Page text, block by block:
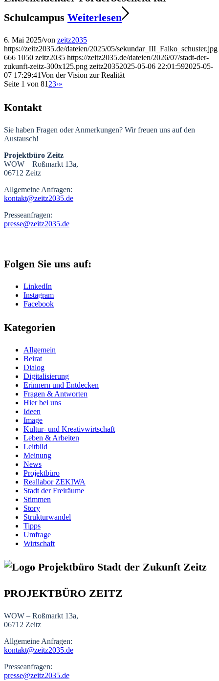
Schulcampus Weiterlesen
6. Mai 2025/von zeitz2035
https://zeitz2035.de/dateien/2025/05/sekundar_III_Falko_schuster.jpg
666 1050 zeitz2035 https://zeitz2035.de/dateien/2026/07/stadt-der-
zukunft-zeitz-300x125.png zeitz20352025-05-06 22:01:592025-05-
07 17:29:41Von der Vision zur Realität
Seite 1 von 81 23›»
Kontakt
Sie haben Fragen oder Anmerkungen? Wir freuen uns auf den
Austausch!
Projektbüro Zeitz
WOW – Roßmarkt 13a,
06712 Zeitz
Allgemeine Anfragen:
kontakt@zeitz2035.de
Presseanfragen:
presse@zeitz2035.de
Folgen Sie uns auf:
LinkedIn
Instagram
Facebook
Kategorien
Allgemein
Beirat
Dialog
Digitalisierung
Erinnern und Entdecken
Fragen & Antworten
Hier bei uns
Ideen
Image
Kultur- und Kreativwirtschaft
Leben & Arbeiten
Leitbild
Meinung
News
Projektbüro
Reallabor ZEKIWA
Stadt der Freiräume
Stimmen
Story
Strukturwandel
Tipps
Umfrage
Wirtschaft
PROJEKTBÜRO ZEITZ
WOW – Roßmarkt 13a,
06712 Zeitz
Allgemeine Anfragen:
kontakt@zeitz2035.de
Presseanfragen:
presse@zeitz2035.de